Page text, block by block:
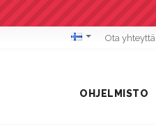
Ota yhteyttä
OHJELMISTO